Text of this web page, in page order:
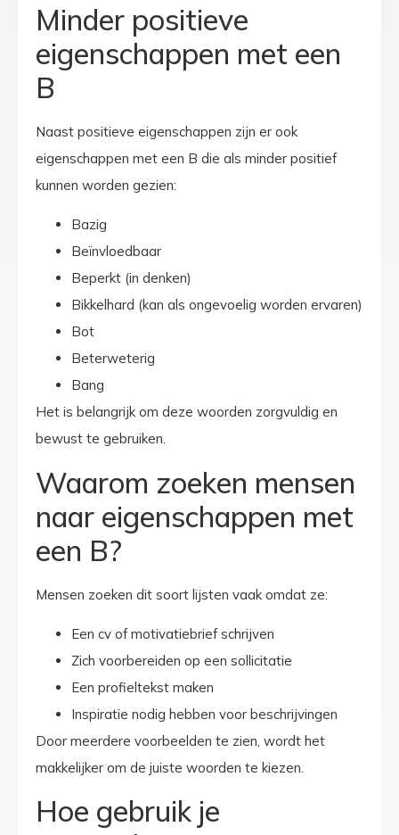
Minder positieve
eigenschappen met een
B
Naast positieve eigenschappen zijn er ook
eigenschappen met een B die als minder positief
kunnen worden gezien:
Bazig
Beïnvloedbaar
Beperkt (in denken)
Bikkelhard (kan als ongevoelig worden ervaren)
Bot
Beterweterig
Bang
Het is belangrijk om deze woorden zorgvuldig en
bewust te gebruiken.
Waarom zoeken mensen
naar eigenschappen met
een B?
Mensen zoeken dit soort lijsten vaak omdat ze:
Een cv of motivatiebrief schrijven
Zich voorbereiden op een sollicitatie
Een profieltekst maken
Inspiratie nodig hebben voor beschrijvingen
Door meerdere voorbeelden te zien, wordt het
makkelijker om de juiste woorden te kiezen.
Hoe gebruik je